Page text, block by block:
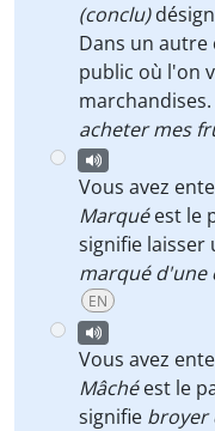
(conclu)
Dans un autre
public où l'on
marchandises.
acheter mes
Vous avez
Marquéest le
signifie laisser
marqué d'une
EN
Vous avez
Mâchéest le
signifie broyer